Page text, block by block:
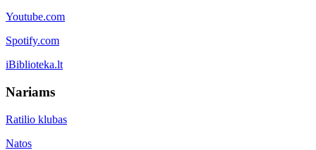
Youtube.com
Spotify.com
iBiblioteka.lt
Nariams
Ratilio klubas
Natos